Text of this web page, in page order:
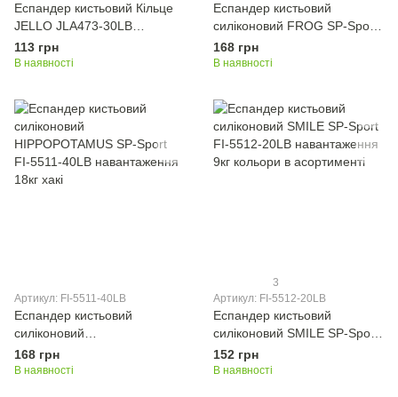
Еспандер кистьовий Кільце
JELLO JLA473-30LB
навантаження 13,5кг
кольори в асортименті
113 грн
В наявності
Еспандер кистьовий
силіконовий FROG SP-Sport
FI-5510-20LB навантаження
9кг салатовий
168 грн
В наявності
Артикул: FI-5511-40LB
Еспандер кистьовий
силіконовий
HIPPOPOTAMUS SP-Sport
FI-5511-40LB навантаження
168 грн
В наявності
3
Артикул: FI-5512-20LB
Еспандер кистьовий
силіконовий SMILE SP-Sport
FI-5512-20LB навантаження
9кг кольори в асортименті
152 грн
В наявності